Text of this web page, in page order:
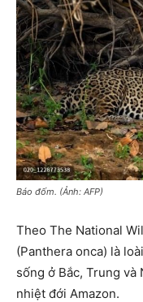
Báo đốm. (Ảnh: AFP)
Theo The National
(Panthera onca) là
sống ở Bắc, Trung và
nhiệt đới Amazon.